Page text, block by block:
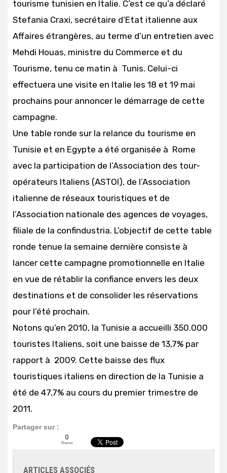
tourisme tunisien en Italie. C’est ce qu’a déclaré
Stefania Craxi, secrétaire d’Etat italienne aux
Affaires étrangères, au terme d’un entretien avec
Mehdi Houas, ministre du Commerce et du
Tourisme, tenu ce matin à Tunis. Celui-ci
effectuera une visite en Italie les 18 et 19 mai
prochains pour annoncer le démarrage de cette
campagne.
Une table ronde sur la relance du tourisme en
Tunisie et en Egypte a été organisée à Rome
avec la participation de l’Association des tour-
opérateurs Italiens (ASTOI), de l’Association
italienne de réseaux touristiques et de
l’Association nationale des agences de voyages,
filiale de la confindustria. L’objectif de cette table
ronde tenue la semaine dernière consiste à
lancer cette campagne promotionnelle en Italie
en vue de rétablir la confiance envers les deux
destinations et de consolider les réservations
pour l’été prochain.
Notons qu’en 2010, la Tunisie a accueilli 350.000
touristes Italiens, soit une baisse de 13,7% par
rapport à 2009. Cette baisse des flux
touristiques italiens en direction de la Tunisie a
été de 47,7% au cours du premier trimestre de
2011.
Partager sur :
0
Shares
ARTICLES ASSOCIÉS